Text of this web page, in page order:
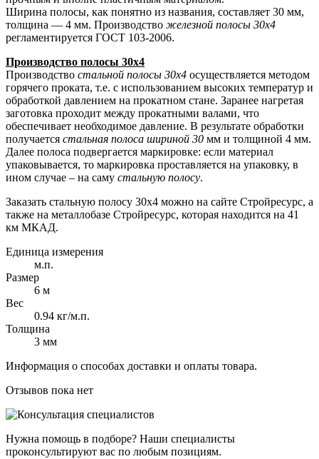
Ширина полосы, как понятно из названия, составляет 30 мм,
толщина — 4 мм. Производство железной полосы 30х4
регламентируется ГОСТ 103-2006.
Производство полосы 30х4
Производство стальной полосы 30х4 осуществляется методом
горячего проката, т.е. с использованием высоких температур и
обработкой давлением на прокатном стане. Заранее нагретая
заготовка проходит между прокатными валами, что
обеспечивает необходимое давление. В результате обработки
получается стальная полоса шириной 30 мм и толщиной 4 мм.
Далее полоса подвергается маркировке: если материал
упаковывается, то маркировка проставляется на упаковку, в
ином случае – на саму стальную полосу.
Заказать стальную полосу 30х4 можно на сайте Стройресурс, а
также на металлобазе Стройресурс, которая находится на 41
км МКАД.
Единица измерения
м.п.
Размер
6 м
Вес
0.94 кг/м.п.
Толщина
3 мм
Информация о способах доставки и оплаты товара.
Отзывов пока нет
Нужна помощь в подборе? Наши специалисты
проконсультируют вас по любым позициям.